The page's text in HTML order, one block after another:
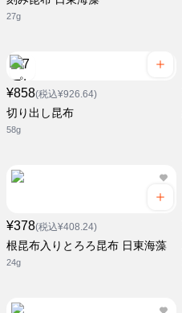
27g
¥858(税込¥926.64)
切り出し昆布
58g
¥378(税込¥408.24)
根昆布入りとろろ昆布 日東海藻
24g